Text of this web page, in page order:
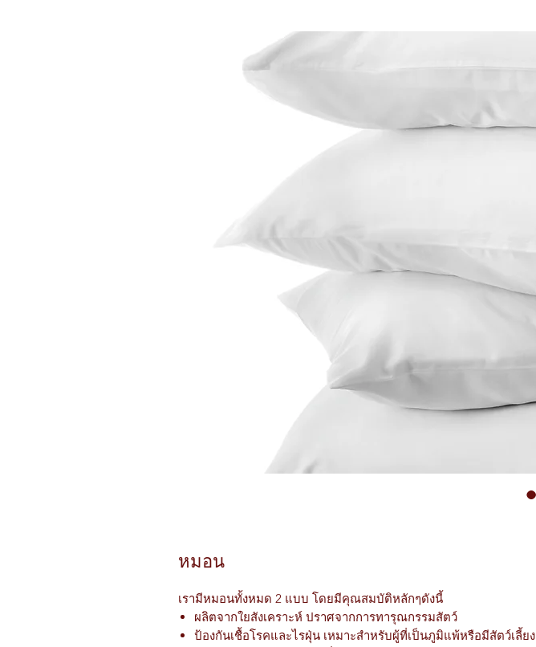
หมอน
เรามีหมอนทั้งหมด 2 แบบ โดยมีคุณสมบัติหลักๆดังนี้
ผลิตจากใยสังเคราะห์ ปราศจากการทารุณกรรมสัตว์
ป้องกันเชื้อโรคและไรฝุ่น เหมาะสำหรับผู้ที่เป็นภูมิแพ้หรือมีสัตว์เลี้ยง